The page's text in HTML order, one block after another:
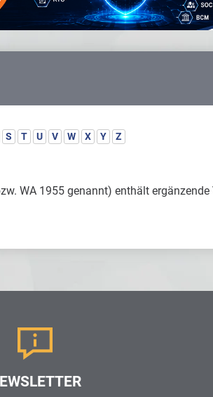
S T U V W X Y Z
WA 1955 genannt) enthält